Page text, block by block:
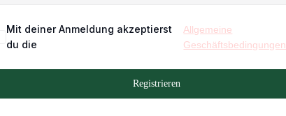
Mit deiner Anmeldung akzeptierst
du die
Allgemeine
Geschäftsbedingungen
Registrieren